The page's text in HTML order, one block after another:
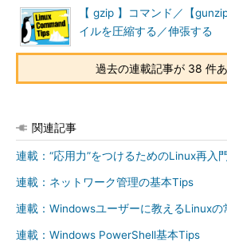
-C
ディ
レク
トリ
--directory=
ディレクト
リ
カレントディレクトリを指定
から実行する
ディレクトリを再帰的に処理
--hard-
日付
付,
date=日付
代わりにファイルを指定する
-P
--absolute-
ファイル名から先頭の「/」を
【 gzip 】コマンド／【
イルを圧縮する／伸張する
過去の連載記事が 38 件
関連記事
連載：“応用力”をつけるためのLinux再入門
連載：ネットワーク管理の基本Tips
連載：Windowsユーザーに教えるLinuxの
連載：Windows PowerShell基本Tips